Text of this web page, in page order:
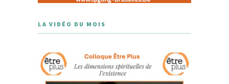
LA VIDÉO DU MOIS